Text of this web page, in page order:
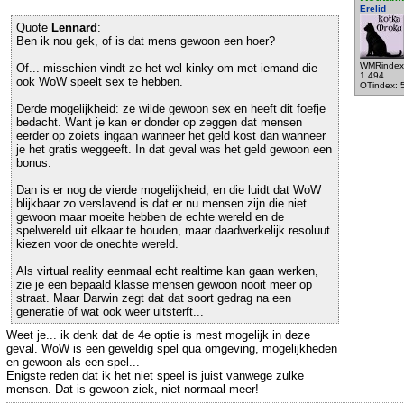
Erelid
1.494
OTindex:
Quote Lennard :
Ben ik nou gek, of is dat mens gewoon een hoer?
Of... misschien vindt ze het wel kinky om met iemand die
ook WoW speelt sex te hebben.
Derde mogelijkheid: ze wilde gewoon sex en heeft dit foefje
bedacht. Want je kan er donder op zeggen dat mensen
eerder op zoiets ingaan wanneer het geld kost dan wanneer
je het gratis weggeeft. In dat geval was het geld gewoon een
bonus.
Dan is er nog de vierde mogelijkheid, en die luidt dat WoW
blijkbaar zo verslavend is dat er nu mensen zijn die niet
gewoon maar moeite hebben de echte wereld en de
spelwereld uit elkaar te houden, maar daadwerkelijk resoluut
kiezen voor de onechte wereld.
Als virtual reality eenmaal echt realtime kan gaan werken,
zie je een bepaald klasse mensen gewoon nooit meer op
straat. Maar Darwin zegt dat dat soort gedrag na een
generatie of wat ook weer uitsterft...
Weet je... ik denk dat de 4e optie is mest mogelijk in deze
geval. WoW is een geweldig spel qua omgeving, mogelijkheden
en gewoon als een spel...
Enigste reden dat ik het niet speel is juist vanwege zulke
mensen. Dat is gewoon ziek, niet normaal meer!